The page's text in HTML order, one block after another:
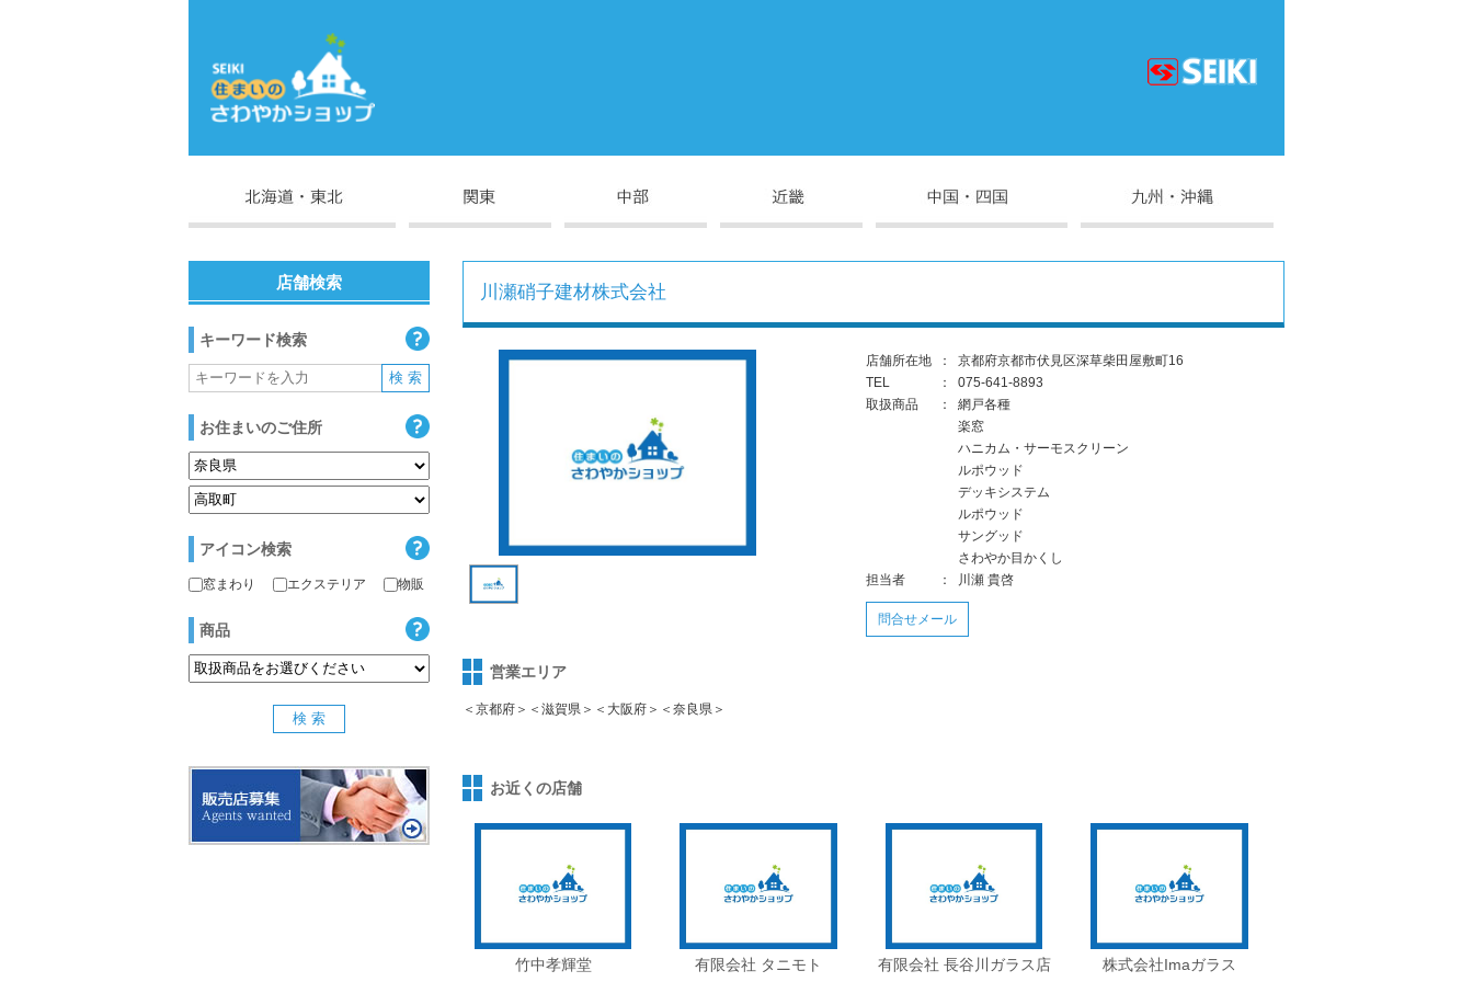
川瀬硝子建材株式会社
店舗所在地 ：
京都府京都市伏見区深草柴田屋敷町16
TEL
：
075-641-8893
取扱商品
：
網戸各種
楽窓
ハニカム・サーモスクリーン
ルポウッド
デッキシステム
ルポウッド
サングッド
さわやか目かくし
担当者
： 川瀬 貴啓
問合せメール
営業エリア
＜京都府＞＜滋賀県＞＜大阪府＞＜奈良県＞
お近くの店舗
竹中孝輝堂 有限会社 タニモト 有限会社 長谷川ガラス店 株式会社Imaガラス
店舗検索
キーワード検索
お住まいのご住所
アイコン検索
窓まわり エクステリア 物販
商品